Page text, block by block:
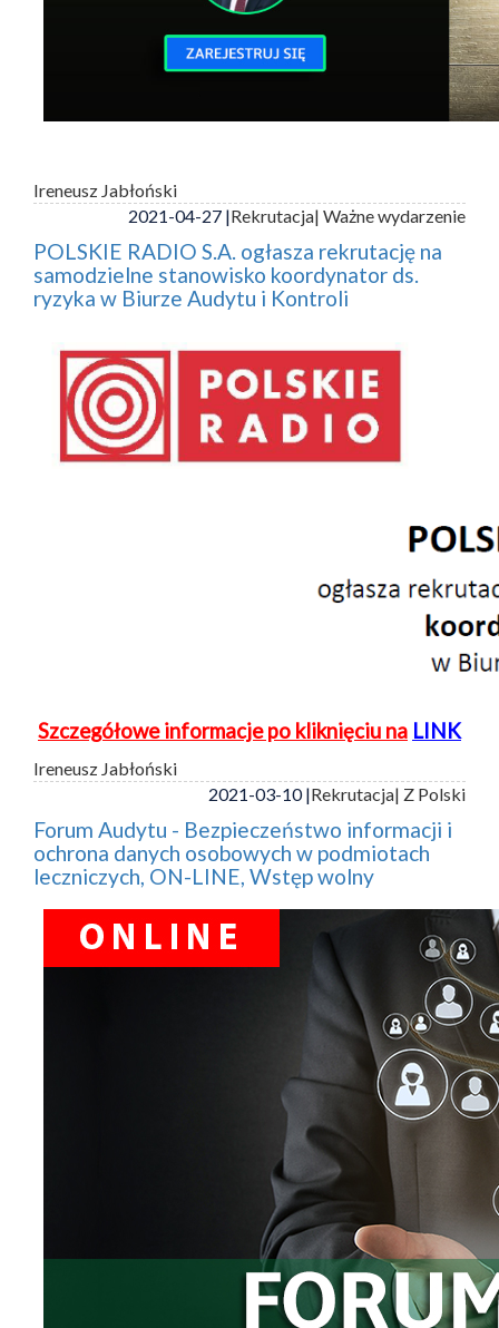
Ireneusz Jabłoński
2021-04-27 |Rekrutacja| Ważne wydarzenie
POLSKIE RADIO S.A. ogłasza rekrutację na
samodzielne stanowisko koordynator ds.
ryzyka w Biurze Audytu i Kontroli
Szczegółowe informacje po kliknięciu na LINK
Ireneusz Jabłoński
2021-03-10 |Rekrutacja| Z Polski
Forum Audytu - Bezpieczeństwo informacji i
ochrona danych osobowych w podmiotach
leczniczych, ON-LINE, Wstęp wolny